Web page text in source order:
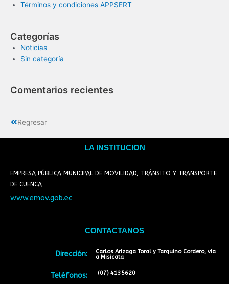
Términos y condiciones APPSERT
Categorías
Noticias
Sin categoría
Comentarios recientes
Regresar
LA INSTITUCION
EMPRESA PÚBLICA MUNICIPAL DE MOVILIDAD, TRÁNSITO Y TRANSPORTE
DE CUENCA
www.emov.gob.ec
CONTACTANOS
Dirección:
Teléfonos:
Carlos Arízaga Toral y Tarquino Cordero, vía
a Misicata
(07) 4135620